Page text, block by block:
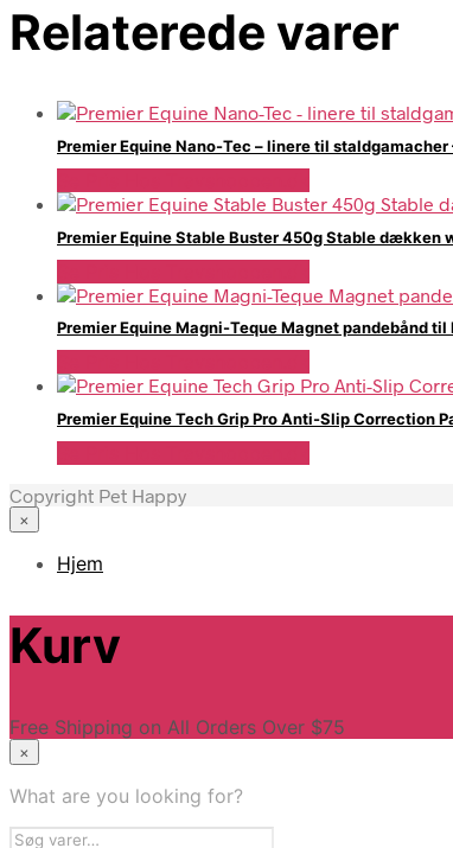
Relaterede varer
Premier Equine Nano-Tec – linere til staldgamacher
Premier Equine Stable Buster 450g Stable dækken
Premier Equine Magni-Teque Magnet pandebånd til
Premier Equine Tech Grip Pro Anti-Slip Correction
Copyright Pet Happy
×
Hjem
Kurv
Free Shipping on All Orders Over $75
×
What are you looking for?